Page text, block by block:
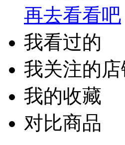
再去看看吧
我看过的
我关注的店
我的收藏
对比商品